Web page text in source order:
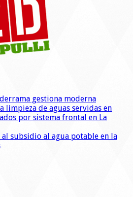
gestiona moderna
limpieza de aguas servidas en
por sistema frontal en La
al subsidio al agua potable en la